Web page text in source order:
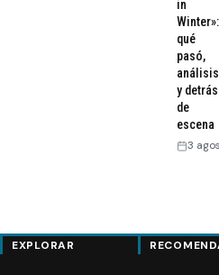
in
Winter»:
qué
pasó,
análisis
y detrás
de
escena
3
EXPLORAR